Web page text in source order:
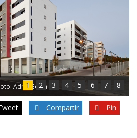
1 2 3 4 5 6 7 8
Adrià Goula
Compartir
Pin